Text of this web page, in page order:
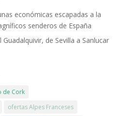
económicas escapadas a la
senderos de España
Guadalquivir, de Sevilla a Sanlucar
de Cork
ofertas Alpes Franceses